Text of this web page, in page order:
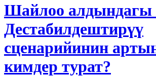
Шайлоо алдындагы
Дестабилдештирүү
сценарийинин
кимдер турат?